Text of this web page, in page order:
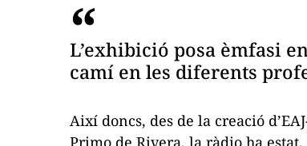
L’exhibició posa èmfasi
camí en les diferents
Així doncs, des de la creació
Primo de Rivera, la ràdio ha